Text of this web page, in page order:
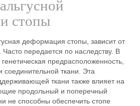
стопы
деформация стопы, зависит от
передается по наследству. В
генетическая предрасположенность
соединительной ткани. Эта
ткани также влияет на
продольный и поперечный
не способны обеспечить стопе